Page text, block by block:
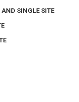
SINGLE SITE